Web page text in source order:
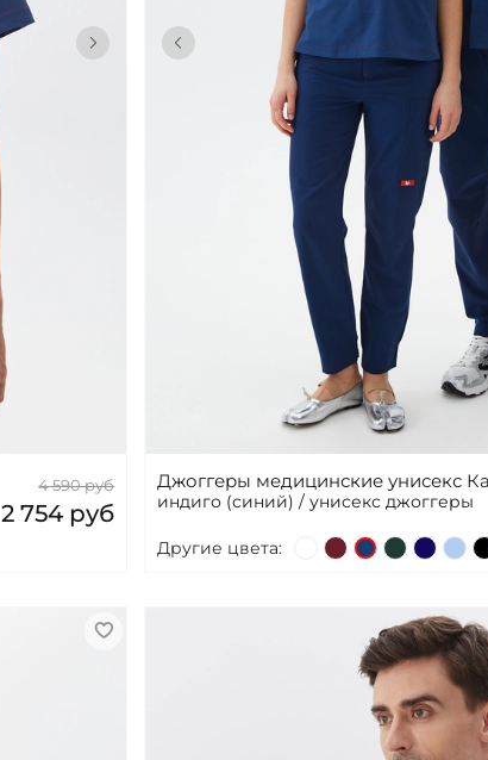
4 590 руб
2 754 руб
Джоггеры медицинские унисекс
индиго (синий) / унисекс джоггеры
Другие цвета: